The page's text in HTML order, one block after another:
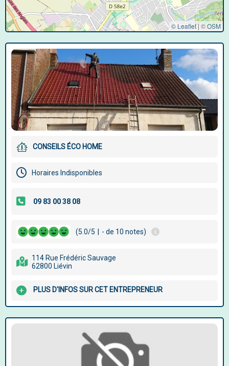
© Leaflet | ©OSM
CONSEILS ÉCO HOME
Horaires Indisponibles
(5.0/5 - de 10 notes)
114 Rue Frédéric Sauvage
62800 Liévin
PLUS D'INFOS SUR CET ENTREPRENEUR